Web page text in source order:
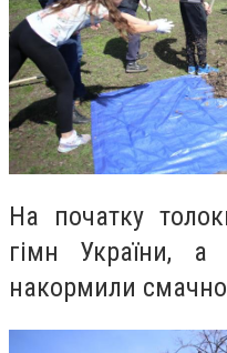
На початку
гімн України, а
накормили